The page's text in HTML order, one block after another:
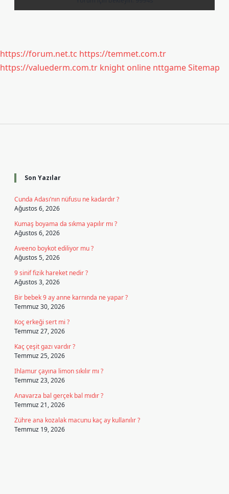
https://forum.net.tc https://temmet.com.tr
https://valuederm.com.tr knight online nttgameSitemap
Son Yazılar
Cunda Adası’nın nüfusu ne kadardır ?
Ağustos 6, 2026
Kumaş boyama da sıkma yapılır mı ?
Ağustos 6, 2026
Aveeno boykot ediliyor mu ?
Ağustos 5, 2026
9 sinif fizik hareket nedir ?
Ağustos 3, 2026
Bir bebek 9 ay anne karnında ne yapar ?
Temmuz 30, 2026
Koç erkeği sert mi ?
Temmuz 27, 2026
Kaç çeşit gazı vardır ?
Temmuz 25, 2026
Ihlamur çayına limon sıkılır mı ?
Temmuz 23, 2026
Anavarza bal gerçek bal mıdır ?
Temmuz 21, 2026
Zühre ana kozalak macunu kaç ay kullanılır ?
Temmuz 19, 2026